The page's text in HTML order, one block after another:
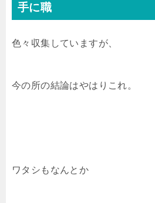
手に職
色々収集していますが、
今の所の結論はやはりこれ。
ワタシもなんとか